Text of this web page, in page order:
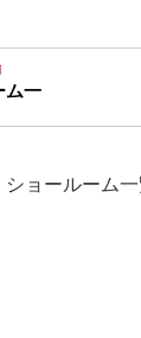
ム一
ショールーム